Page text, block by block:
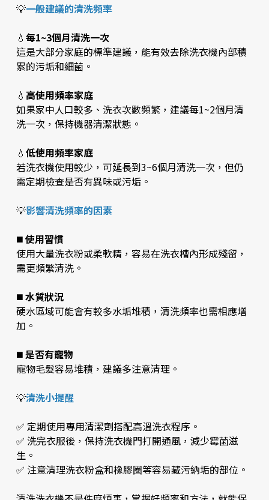
💡一般建議的清洗頻率
💧 每1~3個月清洗一次
這是大部分家庭的標準建議，能有效去除洗衣機內部積
累的污垢和細菌。
💧 高使用頻率家庭
如果家中人口較多、洗衣次數頻繁，建議每1~2個月清
洗一次，保持機器清潔狀態。
💧 低使用頻率家庭
若洗衣機使用較少，可延長到3~6個月清洗一次，但仍
需定期檢查是否有異味或污垢。
💡影響清洗頻率的因素
◼️使用習慣
使用大量洗衣粉或柔軟精，容易在洗衣槽內形成殘留，
需更頻繁清洗。
◼️水質狀況
硬水區域可能會有較多水垢堆積，清洗頻率也需相應增
加。
◼️是否有寵物
寵物毛髮容易堆積，建議多注意清理。
💡清洗小提醒
✅ 定期使用專用清潔劑搭配高溫洗衣程序。
✅ 洗完衣服後，保持洗衣機門打開通風，減少霉菌滋
生。
✅ 注意清理洗衣粉盒和橡膠圈等容易藏污納垢的部位。